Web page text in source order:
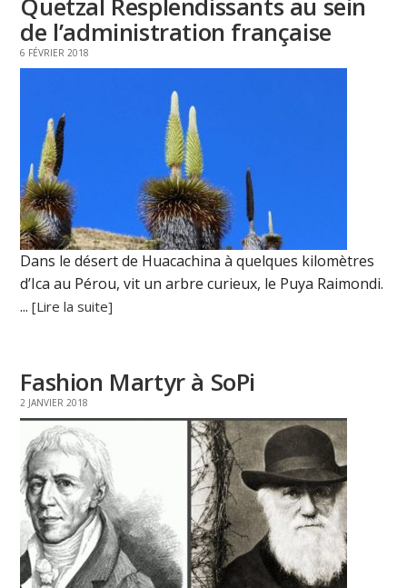
de l’administration française
6 FÉVRIER 2018
Dans le désert de Huacachina à quelques kilomètres
d’Ica au Pérou, vit un arbre curieux, le Puya Raimondi.
...[Lire la suite]
Fashion Martyr à SoPi
2 JANVIER 2018